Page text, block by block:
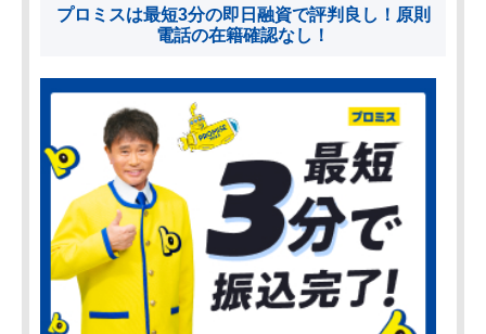
プロミスは最短3分の即日融資で評判良し！原則
電話の在籍確認なし！